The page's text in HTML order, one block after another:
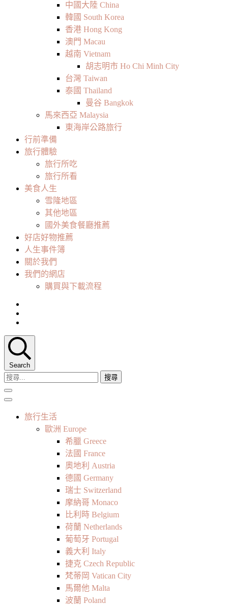
中國大陸 China
韓國 South Korea
香港 Hong Kong
澳門 Macau
越南 Vietnam
胡志明市 Ho Chi Minh City
台灣 Taiwan
泰國 Thailand
曼谷 Bangkok
馬來西亞 Malaysia
東海岸公路旅行
行前準備
旅行體驗
旅行所吃
旅行所看
美食人生
雪隆地區
其他地區
國外美食餐廳推薦
好店好物推薦
人生事件簿
關於我們
我們的網店
購買與下載流程
Search
搜
尋
關
旅行生活
歐洲 Europe
希臘 Greece
法國 France
奧地利 Austria
德國 Germany
瑞士 Switzerland
摩納哥 Monaco
比利時 Belgium
荷蘭 Netherlands
葡萄牙 Portugal
義大利 Italy
捷克 Czech Republic
梵蒂岡 Vatican City
馬爾他 Malta
波蘭 Poland